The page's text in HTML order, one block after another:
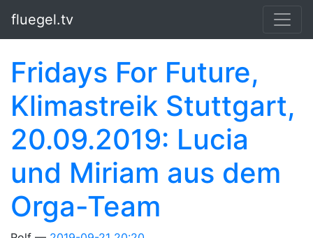
fluegel.tv
Fridays For Future,
Klimastreik Stuttgart,
20.09.2019: Lucia
und Miriam aus dem
Orga-Team